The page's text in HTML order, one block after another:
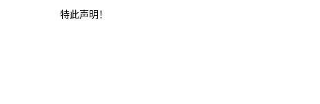
特此声明！